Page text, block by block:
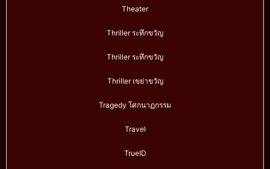
Theater
Thriller ระทึกขวัญ
Thriller ระทึกขวัญ
Thriller เขย่าขวัญ
Tragedy โศกนาฏกรรม
Travel
TrueID